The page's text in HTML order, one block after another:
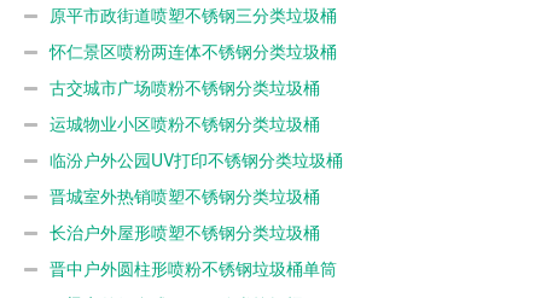
原平市政街道喷塑不锈钢三分类垃圾桶
怀仁景区喷粉两连体不锈钢分类垃圾桶
古交城市广场喷粉不锈钢分类垃圾桶
运城物业小区喷粉不锈钢分类垃圾桶
临汾户外公园UV打印不锈钢分类垃圾桶
晋城室外热销喷塑不锈钢分类垃圾桶
长治户外屋形喷塑不锈钢分类垃圾桶
晋中户外圆柱形喷粉不锈钢垃圾桶单筒